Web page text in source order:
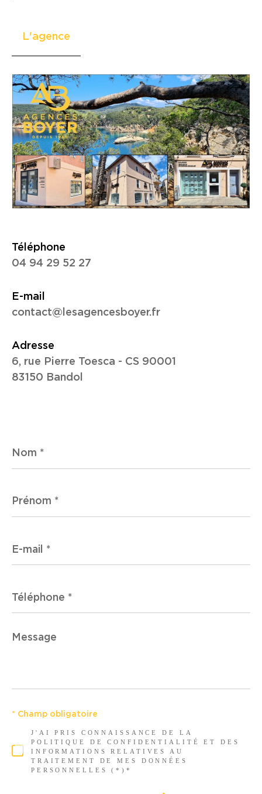
L'agence
Téléphone
04 94 29 52 27
E-mail
contact@lesagencesboyer.fr
Adresse
6, rue Pierre Toesca - CS 90001
83150 Bandol
*
*
mail
*
Message
*
J'AI PRIS CONNAISSANCE DE LA
POLITIQUE DE CONFIDENTIALITÉ ET DES
INFORMATIONS RELATIVES AU
TRAITEMENT DE MES DONNÉES
PERSONNELLES (*)*
* Champ obligatoire